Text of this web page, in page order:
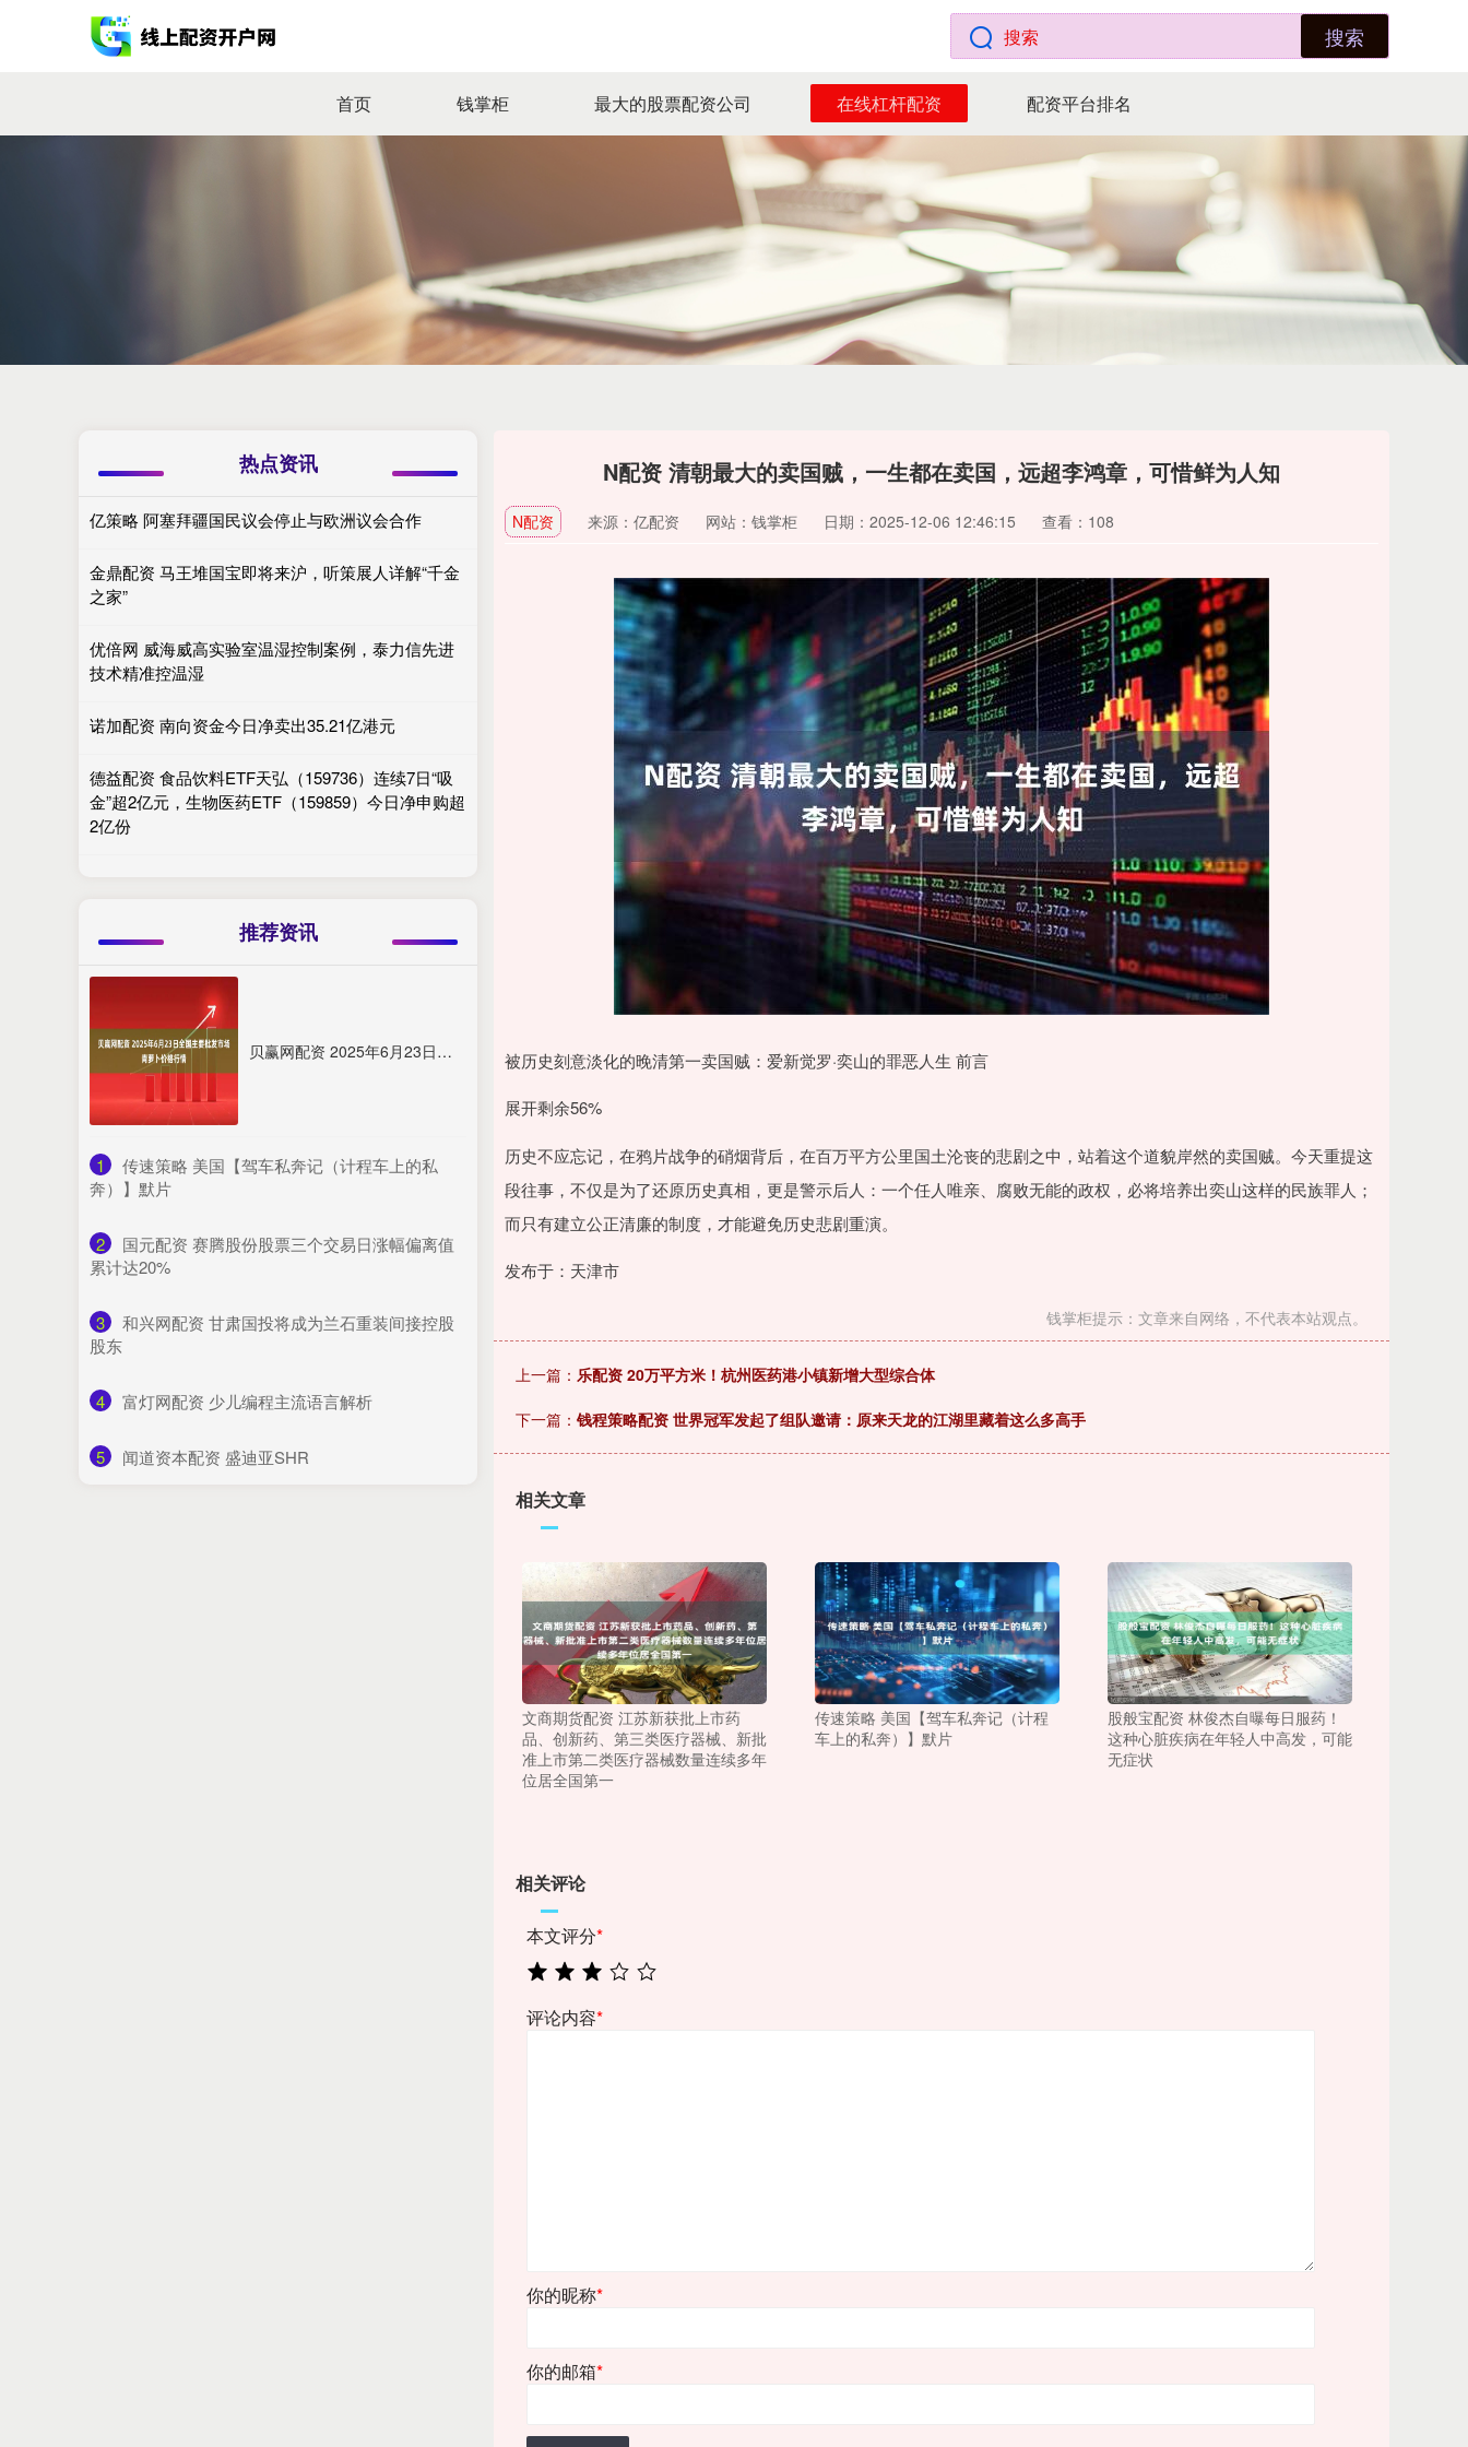
搜索
首页 钱掌柜 最大的股票配资公司 在线杠杆配资 配资平台排名
N配资 清朝最大的卖国贼，一生都在卖国，远超李鸿章，可惜鲜为人知
N配资 来源：亿配资 网站：钱掌柜 日期：2025-12-06 12:46:15 查看：108
被历史刻意淡化的晚清第一卖国贼：爱新觉罗·奕山的罪恶人生 前言
展开剩余56%
历史不应忘记，在鸦片战争的硝烟背后，在百万平方公里国土沦丧的悲剧之中，站着这个道貌岸然的卖国贼。今天重提这
段往事，不仅是为了还原历史真相，更是警示后人：一个任人唯亲、腐败无能的政权，必将培养出奕山这样的民族罪人；
而只有建立公正清廉的制度，才能避免历史悲剧重演。
发布于：天津市
钱掌柜提示：文章来自网络，不代表本站观点。
上一篇： 乐配资 20万平方米！杭州医药港小镇新增大型综合体
下一篇： 钱程策略配资 世界冠军发起了组队邀请：原来天龙的江湖里藏着这么多高手
相关文章
文商期货配资 江苏新获批上市药
品、创新药、第三类医疗器械、新批
准上市第二类医疗器械数量连续多年
位居全国第一
传速策略 美国【驾车私奔记（计程
车上的私奔）】默片
股般宝配资 林俊杰自曝每日服药！
这种心脏疾病在年轻人中高发，可能
无症状
相关评论
本文评分*
评论内容*
你的昵称*
你的邮箱*
热点资讯
亿策略 阿塞拜疆国民议会停止与欧洲议会合作
金鼎配资 马王堆国宝即将来沪，听策展人详解“千金
之家”
优倍网 威海威高实验室温湿控制案例，泰力信先进
技术精准控温湿
诺加配资 南向资金今日净卖出35.21亿港元
德益配资 食品饮料ETF天弘（159736）连续7日“吸
金”超2亿元，生物医药ETF（159859）今日净申购超
2亿份
推荐资讯
贝赢网配资 2025年6月23日全国主要批发市场青萝卜价格行情
1
​传速策略 美国【驾车私奔记（计程车上的私
奔）】默片
2
​国元配资 赛腾股份股票三个交易日涨幅偏离值
累计达20%
3
​和兴网配资 甘肃国投将成为兰石重装间接控股
股东
4 ​富灯网配资 少儿编程主流语言解析
5 ​闻道资本配资 盛迪亚SHR